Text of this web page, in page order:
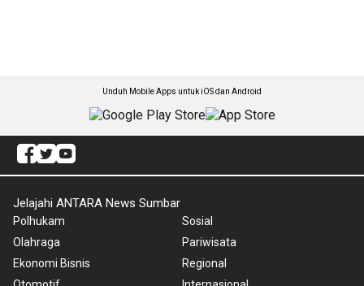
Unduh Mobile Apps untuk iOS dan Android
Jelajahi ANTARA News Sumbar
Polhukam
Olahraga
Ekonomi Bisnis
Sosial
Pariwisata
Regional